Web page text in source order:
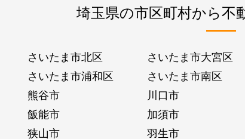
埼玉県の市区町村から不
さいたま市北区 さいたま市大宮区
さいたま市浦和区 さいたま市南区
熊谷市 川口市
飯能市 加須市
狭山市 羽生市